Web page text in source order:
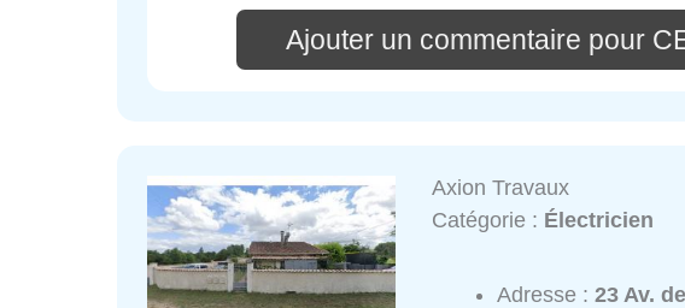
Ajouter un commentaire pour
Axion Travaux
Catégorie : Électricien
Adresse :23 Av.